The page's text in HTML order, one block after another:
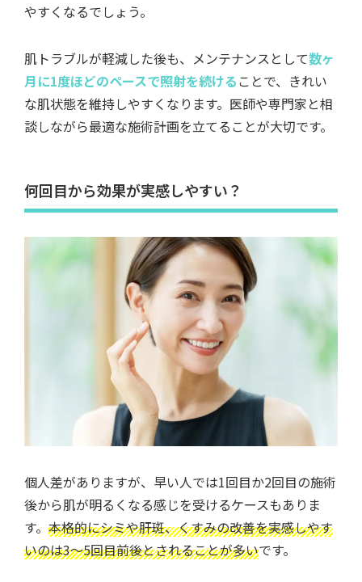
やすくなるでしょう。
肌トラブルが軽減した後も、メンテナンスとして数ヶ
月に1度ほどのペースで照射を続ける ことで、きれい
な肌状態を維持しやすくなります。医師や専門家と相
談しながら最適な施術計画を立てることが大切です。
何回目から効果が実感しやすい？
個人差がありますが、早い人では1回目か2回目の施術
後から肌が明るくなる感じを受けるケースもありま
す。 本格的にシミや肝斑、くすみの改善を実感しやす
いのは3～5回目前後とされることが多いです。